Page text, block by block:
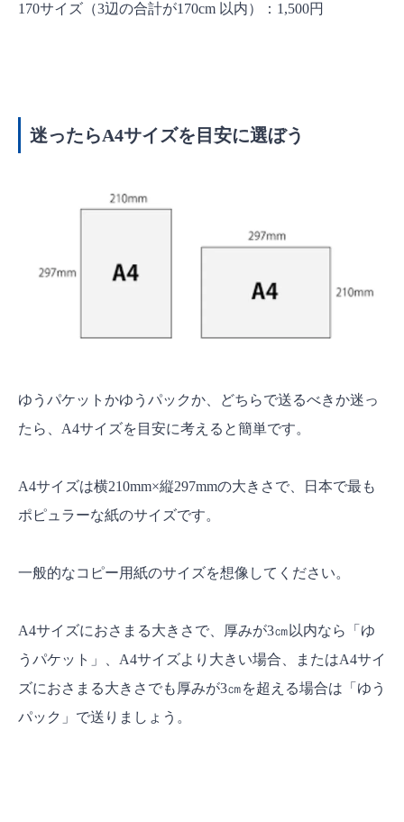
170サイズ（3辺の合計が170cm 以内）：1,500円
迷ったらA4サイズを目安に選ぼう
ゆうパケットかゆうパックか、どちらで送るべきか迷っ
たら、A4サイズを目安に考えると簡単です。
A4サイズは横210mm×縦297mmの大きさで、日本で最も
ポピュラーな紙のサイズです。
一般的なコピー用紙のサイズを想像してください。
A4サイズにおさまる大きさで、厚みが3㎝以内なら「ゆ
うパケット」、A4サイズより大きい場合、またはA4サイ
ズにおさまる大きさでも厚みが3㎝を超える場合は「ゆう
パック」で送りましょう。